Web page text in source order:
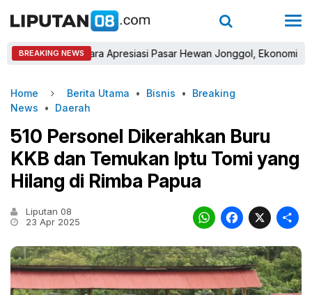
BREAKING NEWS
Winara Apresiasi Pasar Hewan Jonggol, Ekonomi Peternak
Home Berita Utama • Bisnis • Breaking
News • Daerah
510 Personel Dikerahkan Buru
KKB dan Temukan Iptu Tomi yang
Hilang di Rimba Papua
Liputan 08
23 Apr 2025
X